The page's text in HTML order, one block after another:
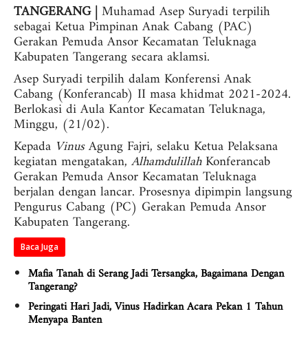
TANGERANG |Muhamad Asep Suryadi terpilih
sebagai Ketua Pimpinan Anak Cabang (PAC)
Gerakan Pemuda Ansor Kecamatan Teluknaga
Kabupaten Tangerang secara aklamsi.
Asep Suryadi terpilih dalam Konferensi Anak
Cabang (Konferancab) II masa khidmat 2021-2024.
Berlokasi di Aula Kantor Kecamatan Teluknaga,
Minggu, (21/02).
Kepada VinusAgung Fajri, selaku Ketua Pelaksana
kegiatan mengatakan, AlhamdulillahKonferancab
Gerakan Pemuda Ansor Kecamatan Teluknaga
berjalan dengan lancar. Prosesnya dipimpin langsung
Pengurus Cabang (PC) Gerakan Pemuda Ansor
Kabupaten Tangerang.
Baca Juga
Mafia Tanah di Serang Jadi Tersangka, Bagaimana Dengan
Tangerang?
Peringati Hari Jadi, Vinus Hadirkan Acara Pekan 1 Tahun
Menyapa Banten